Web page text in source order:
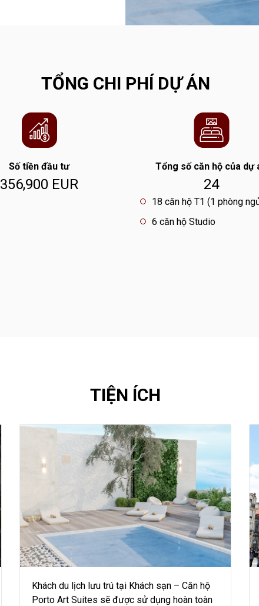
TỔNG CHI PHÍ DỰ ÁN
Số tiền đầu tư
356,900 EUR
Tổng số căn hộ của dự
24
18 căn hộ T1 (1 phòng
6 căn hộ Studio
TIỆN ÍCH
Khách du lịch lưu trú tại Khách sạn – Căn hộ
Porto Art Suites sẽ được sử dụng hoàn toàn